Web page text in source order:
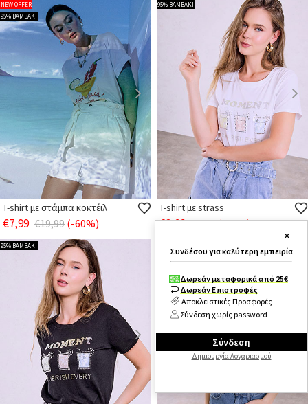
NEW OFFER
95% ΒΑΜΒΑΚΙ
T-shirt με στάμπα κοκτέιλ
€7,99 €19,99 (-60%)
95% ΒΑΜΒΑΚΙ
T-shirt με strass
€3,99 €9,99(-60%)
95% ΒΑΜΒΑΚΙ
✕
Συνδέσου για καλύτερη εμπειρία
Δωρεάν μεταφορικά από 25€
Δωρεάν Επιστροφές
Αποκλειστικές Προσφορές
Σύνδεση χωρίς password
Σύνδεση
Δημιουργία Λογαριασμού